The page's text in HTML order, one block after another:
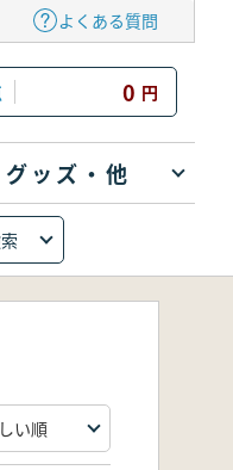
よくある質問
0 円
グッズ・他